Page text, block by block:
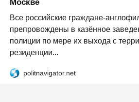
Москве
Все российские граждане-
препровождены в казённое
полиции по мере их выхода с
резиденции...
politnavigator.net